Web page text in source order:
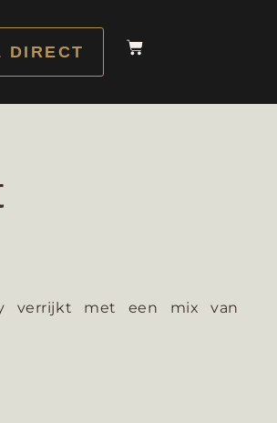
DIRECT
verrijkt met een mix van